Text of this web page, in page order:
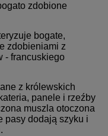
zdobione
bogate,
zdobieniami z
- francuskiego
z królewskich
panele i rzeźby
muszla otoczona
pasy dodają szyku i